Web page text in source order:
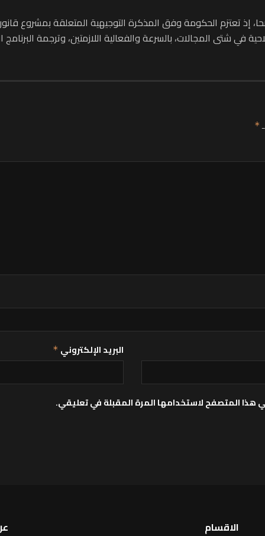
في شتى المجالات، بالسرعة والفعالية اللازمتين، وترجمة
*
البريد الإلكتروني *
هذا المتصفح لاستخدامها المرة المقبلة في تعليقي.
الاقسام